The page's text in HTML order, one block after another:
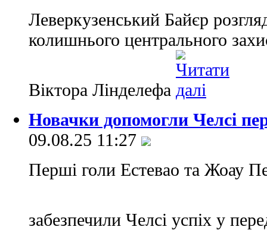
Леверкузенський Байєр
колишнього центрального
Віктора Лінделефа
Новачки допомогли Челсі
09.08.25 11:27
Перші голи Естевао та Жоау
забезпечили Челсі успіх у